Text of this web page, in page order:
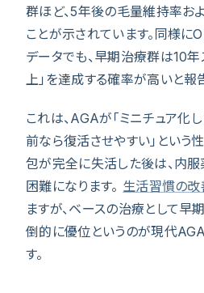
群ほど、5年後の毛量維持率お
ことが示されています。同様に
データでも、早期治療群は10
上」を達成する確率が高いと報
これは、AGAが「ミニチュア化
前なら復活させやすい」という
包が完全に失活した後は、内
困難になります。 生活習慣の
ますが、ベースの治療として
倒的に優位というのが現代
す。